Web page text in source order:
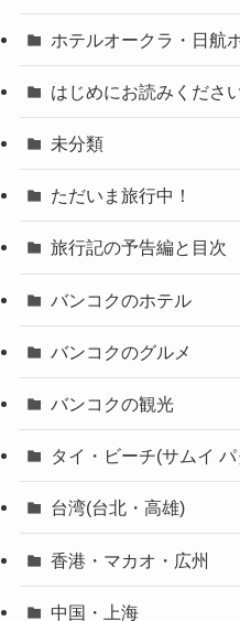
ホテルオークラ・日航
はじめにお読みくださ
未分類
ただいま旅行中！
旅行記の予告編と目次
バンコクのホテル
バンコクのグルメ
バンコクの観光
タイ・ビーチ(サムイ
台湾(台北・高雄)
香港・マカオ・広州
中国・上海